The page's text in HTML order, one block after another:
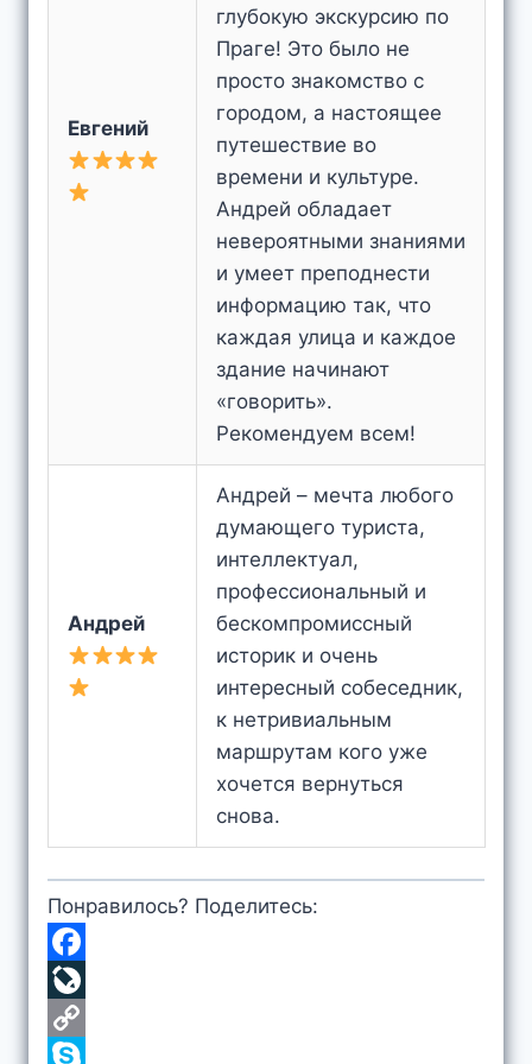
Евгений
глубокую экскурсию по
Праге! Это было не
просто знакомство с
городом, а настоящее
путешествие во
времени и культуре.
Андрей обладает
невероятными знаниями
и умеет преподнести
информацию так, что
каждая улица и каждое
здание начинают
«говорить».
Рекомендуем всем!
Андрей
Андрей – мечта любого
думающего туриста,
интеллектуал,
профессиональный и
бескомпромиссный
историк и очень
интересный собеседник,
к нетривиальным
маршрутам кого уже
хочется вернуться
снова.
Понравилось? Поделитесь:
F
a
c
L
C